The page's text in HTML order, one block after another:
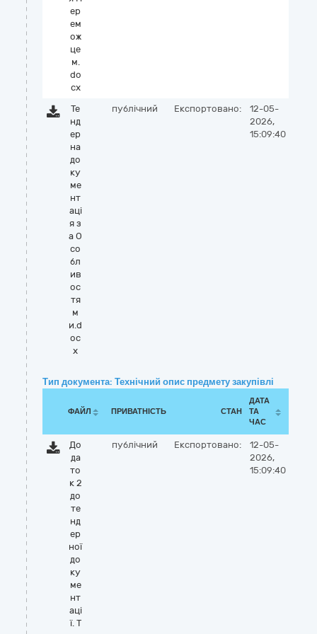
ер
ем
ож
це
м.
do
cx
Те
нд
ер
на
до
ку
ме
нт
аці
я з
а О
со
бл
ив
ос
тя
м
и.d
oc
x
публічний Експортовано:
12-05-
2026,
15:09:40
Тип документа: Технічний опис предмету закупівлі
ФАЙЛ ПРИВАТНІСТЬ СТАН
ДАТА
ТА
ЧАС
До
да
то
к 2
до
те
нд
ер
ної
до
ку
ме
нт
аці
ї. Т
публічний Експортовано:
12-05-
2026,
15:09:40